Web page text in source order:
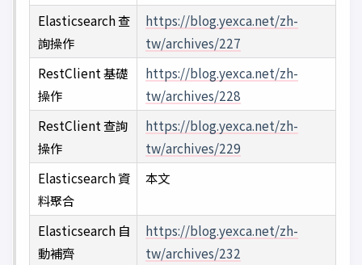
Elasticsearch 查
詢操作
https://blog.yexca.net/zh-
tw/archives/227
RestClient 基礎
操作
https://blog.yexca.net/zh-
tw/archives/228
RestClient 查詢
操作
https://blog.yexca.net/zh-
tw/archives/229
Elasticsearch 資
料聚合
本文
Elasticsearch 自
動補齊
https://blog.yexca.net/zh-
tw/archives/232